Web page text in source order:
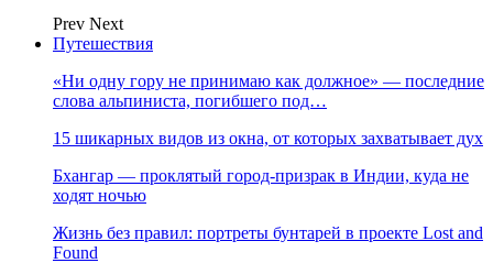
Prev Next
Путешествия
«Ни одну гору не принимаю как должное» — последние
слова альпиниста, погибшего под…
15 шикарных видов из окна, от которых захватывает дух
Бхангар — проклятый город-призрак в Индии, куда не
ходят ночью
Жизнь без правил: портреты бунтарей в проекте Lost and
Found